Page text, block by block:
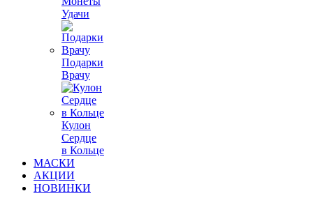
Удачи
Подарки
Врачу
Кулон
Сердце
в Кольце
МАСКИ
АКЦИИ
НОВИНКИ